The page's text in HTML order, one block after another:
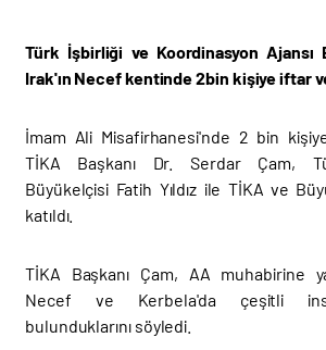
Türk İşbirliği ve Koordinasyon Ajansı
Irak'ın Necef kentinde 2bin kişiye iftar
İmam Ali Misafirhanesi'nde 2 bin
TİKA Başkanı Dr. Serdar Çam,
Büyükelçisi Fatih Yıldız ile TİKA ve
katıldı.
TİKA Başkanı Çam, AA muhabirine
Necef ve Kerbela'da çeşitli
bulunduklarını söyledi.